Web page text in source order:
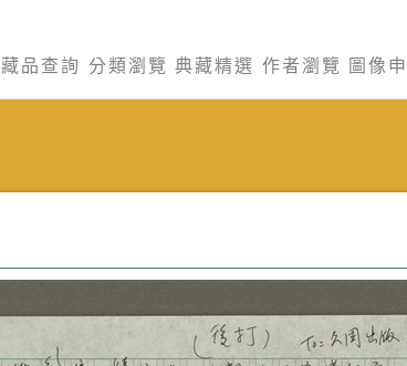
藏品查詢 分類瀏覽 典藏精選 作者瀏覽 圖像